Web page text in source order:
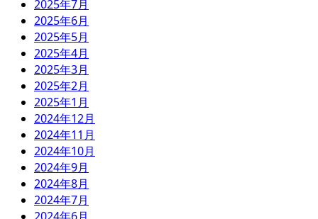
2025年7月
2025年6月
2025年5月
2025年4月
2025年3月
2025年2月
2025年1月
2024年12月
2024年11月
2024年10月
2024年9月
2024年8月
2024年7月